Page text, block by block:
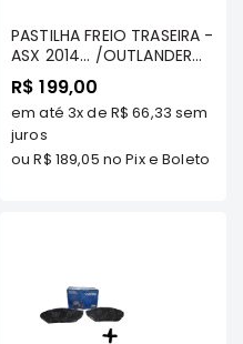
PASTILHA FREIO TRASEIRA -
ASX 2014... /OUTLANDER
2013/...2.0/ 2.2/ 3.0 -
COBREQ
R$ 199,00
em até 3xde R$ 66,33 sem
juros
ouR$ 189,05 no Pix e Boleto